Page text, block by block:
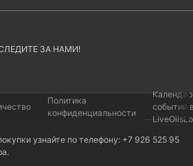
ЗА НАМИ!
Политика
конфиденциальности
событий
узнайте по телефону: +7 926 525 95
.